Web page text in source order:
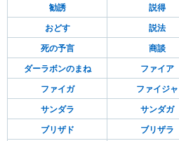
勧誘 説得
おどす 説法
死の予言 商談
ダーラボンのまね ファイア
ファイガ ファイジャ
サンダラ サンダガ
ブリザド ブリザラ